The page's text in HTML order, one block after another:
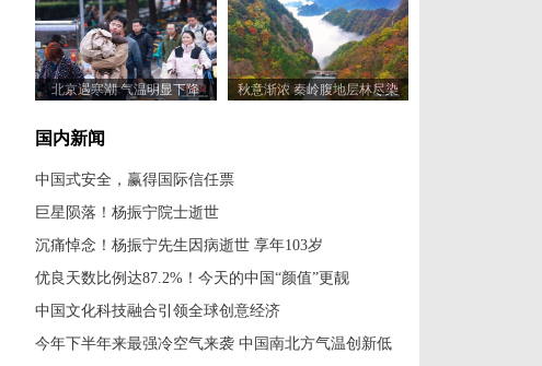
北京遇寒潮 气温明显下降 秋意渐浓 秦岭腹地层林尽染
国内新闻
中国式安全，赢得国际信任票
巨星陨落！杨振宁院士逝世
沉痛悼念！杨振宁先生因病逝世 享年103岁
优良天数比例达87.2%！今天的中国“颜值”更靓
中国文化科技融合引领全球创意经济
今年下半年来最强冷空气来袭 中国南北方气温创新低